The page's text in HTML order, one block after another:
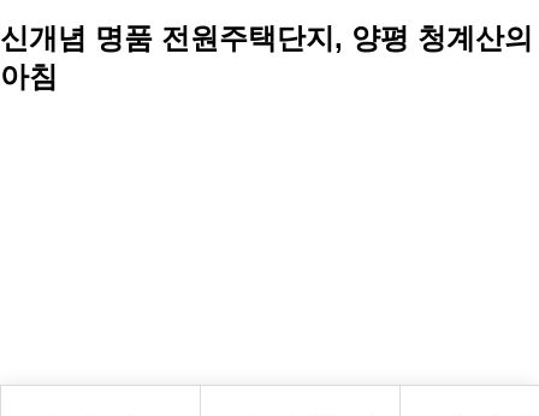
신개념 명품 전원주택단지, 양평 청계산의
아침